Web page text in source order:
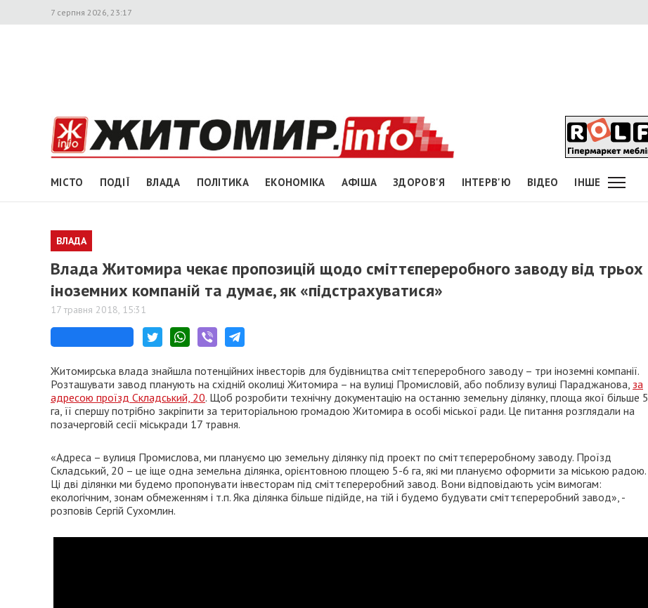
7 серпня 2026, 23:17
МІСТО ПОДІЇ ВЛАДА ПОЛІТИКА ЕКОНОМІКА АФІША ЗДОРОВ'Я ІНТЕРВ'Ю ВІДЕО ІНШЕ
ВЛАДА
Влада Житомира чекає пропозицій щодо сміттєпереробного заводу від трьох
іноземних компаній та думає, як «підстрахуватися»
17 травня 2018, 15:31
Житомирська влада знайшла потенційних інвесторів для будівництва сміттєпереробного заводу – три іноземні компанії.
Розташувати завод планують на східній околиці Житомира – на вулиці Промисловій, або поблизу вулиці Параджанова, за
адресою проїзд Складський, 20. Щоб розробити технічну документацію на останню земельну ділянку, площа якої більше 5
га, її спершу потрібно закріпити за територіальною громадою Житомира в особі міської ради. Це питання розглядали на
позачерговій сесії міськради 17 травня.
«Адреса – вулиця Промислова, ми плануємо цю земельну ділянку під проект по сміттєпереробному заводу. Проїзд
Складський, 20 – це іще одна земельна ділянка, орієнтовною площею 5-6 га, які ми плануємо оформити за міською радою.
Ці дві ділянки ми будемо пропонувати інвесторам під сміттєпереробний завод. Вони відповідають усім вимогам:
екологічним, зонам обмеженням і т.п. Яка ділянка більше підійде, на тій і будемо будувати сміттєпереробний завод», -
розповів Сергій Сухомлин.